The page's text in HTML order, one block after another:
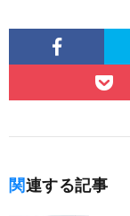
関連する記事